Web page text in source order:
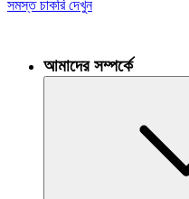
সমস্ত চাকরি দেখুন
আমাদের সম্পর্কে